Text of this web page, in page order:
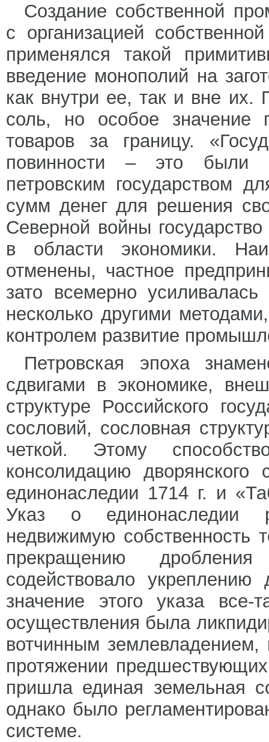
Создание собственной
с организацией
применялся такой
введение монополий на
как внутри ее, так и вне
соль, но особое значение
товаров за границу.
повинности – это были
петровским государством
сумм денег для решения
Северной войны
в области экономики.
отменены, частное
зато всемерно
несколько другими
контролем развитие
Петровская эпоха
сдвигами в экономике,
структуре Российского
сословий, сословная
четкой. Этому
консолидацию
единонаследии 1714 г. и
Указ о единонаследии
недвижимую собственность
прекращению
содействовало укреплению
значение этого указа
осуществления была
вотчинным
протяжении
пришла единая земельная
однако было
системе.